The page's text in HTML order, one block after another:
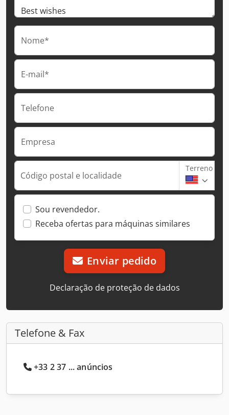
Nome*
E-mail*
Telefone
Empresa
Código postal e localidade
Terreno
Sou revendedor.
Receba ofertas para máquinas similares
Enviar pedido
Declaração de proteção de dados
Telefone & Fax
+33 2 37 ... anúncios